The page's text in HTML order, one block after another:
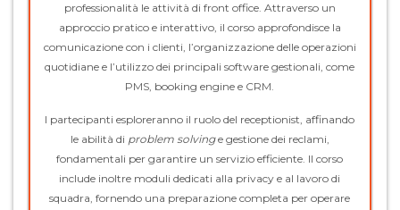
professionalità le attività di front office. Attraverso un
approccio pratico e interattivo, il corso approfondisce la
comunicazione con i clienti, l’organizzazione delle operazioni
quotidiane e l’utilizzo dei principali software gestionali, come
PMS, booking engine e CRM.
I partecipanti esploreranno il ruolo del receptionist, affinando
le abilità di problem solvinge gestione dei reclami,
fondamentali per garantire un servizio efficiente. Il corso
include inoltre moduli dedicati alla privacy e al lavoro di
squadra, fornendo una preparazione completa per operare